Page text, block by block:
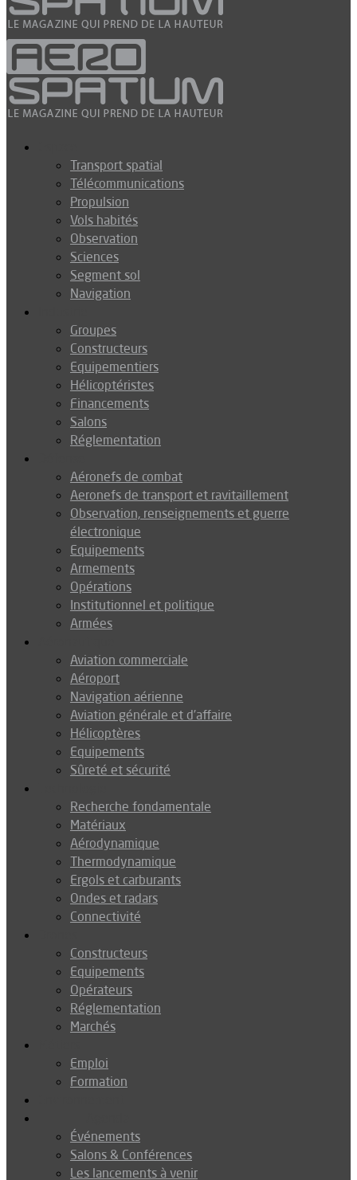
Transport spatial
Télécommunications
Propulsion
Vols habités
Observation
Sciences
Segment sol
Navigation
Groupes
Constructeurs
Equipementiers
Hélicoptéristes
Financements
Salons
Réglementation
Aéronefs de combat
Aeronefs de transport et ravitaillement
Observation, renseignements et guerre
électronique
Equipements
Armements
Opérations
Institutionnel et politique
Armées
Aviation commerciale
Aéroport
Navigation aérienne
Aviation générale et d’affaire
Hélicoptères
Equipements
Sûreté et sécurité
Recherche fondamentale
Matériaux
Aérodynamique
Thermodynamique
Ergols et carburants
Ondes et radars
Connectivité
Constructeurs
Equipements
Opérateurs
Réglementation
Marchés
Emploi
Formation
Événements
Salons & Conférences
Les lancements à venir